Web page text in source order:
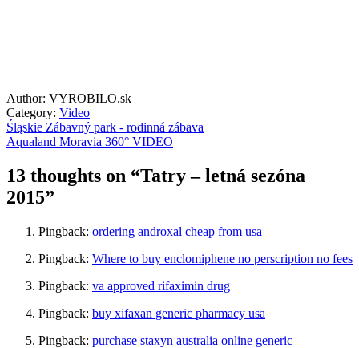
Author: VYROBILO.sk
Category: Video
Śląskie Zábavný park - rodinná zábava
Aqualand Moravia 360° VIDEO
13 thoughts on “Tatry – letná sezóna
2015”
Pingback: ordering androxal cheap from usa
Pingback: Where to buy enclomiphene no perscription no fees
Pingback: va approved rifaximin drug
Pingback: buy xifaxan generic pharmacy usa
Pingback: purchase staxyn australia online generic